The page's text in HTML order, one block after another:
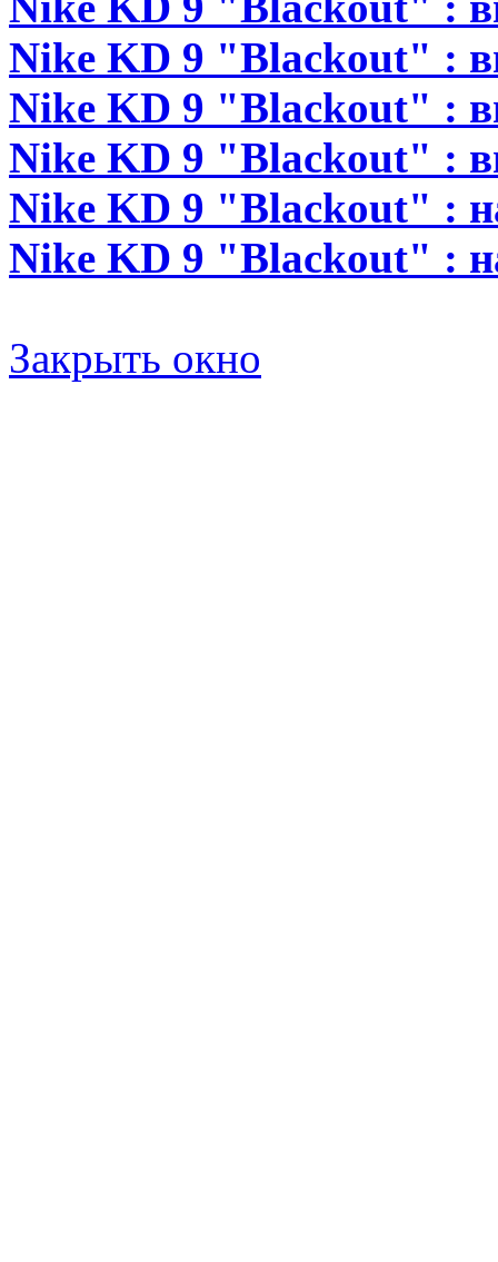
Nike KD 9 "Blackout" :
Nike KD 9 "Blackout" :
Nike KD 9 "Blackout" :
Nike KD 9 "Blackout" :
Nike KD 9 "Blackout" :
Закрыть окно